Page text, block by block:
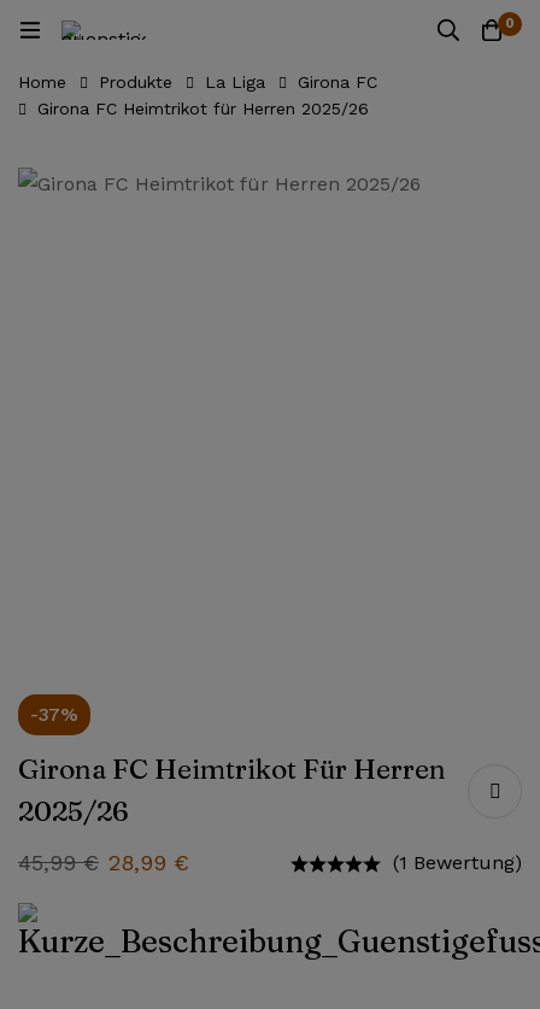
0
Home Produkte La Liga
Girona FC
Girona FC Heimtrikot für Herren 2025/26
-37%
Girona FC Heimtrikot Für Herren
2025/26
45,99€ 28,99 € (1 Bewertung)